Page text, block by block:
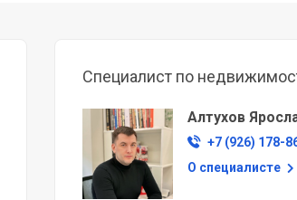
Специалист по
Алтухов
+7 (926) 178-
О специалисте